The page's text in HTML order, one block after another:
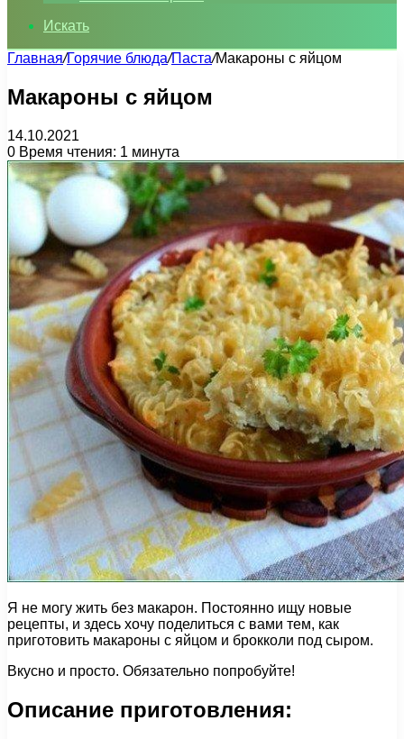
Искать
Главная/Горячие блюда/Паста/Макароны с яйцом
Макароны с яйцом
14.10.2021
0 Время чтения: 1 минута
Я не могу жить без макарон. Постоянно ищу новые
рецепты, и здесь хочу поделиться с вами тем, как
приготовить макароны с яйцом и брокколи под сыром.
Вкусно и просто. Обязательно попробуйте!
Описание приготовления: